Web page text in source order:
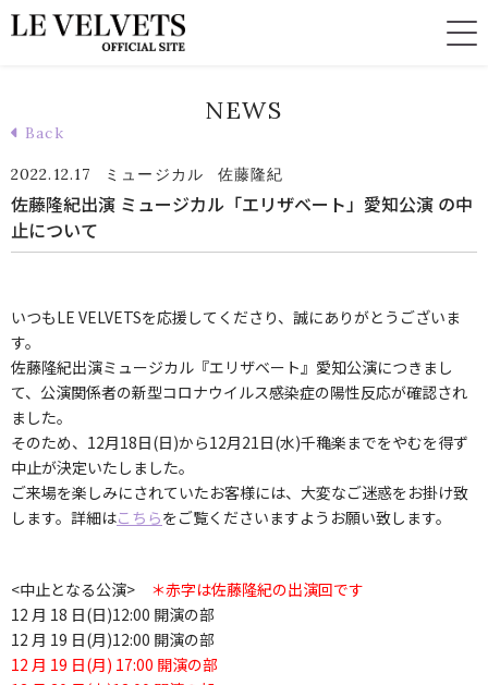
NEWS
Back
2022.12.17 ミュージカル 佐藤隆紀
佐藤隆紀出演 ミュージカル「エリザベート」愛知公演 の中
止について
いつもLE VELVETSを応援してくださり、誠にありがとうございま
す。
佐藤隆紀出演ミュージカル『エリザベート』愛知公演につきまし
て、公演関係者の新型コロナウイルス感染症の陽性反応が確認され
ました。
そのため、12月18日(日)から12月21日(水)千穐楽までをやむを得ず
中止が決定いたしました。
ご来場を楽しみにされていたお客様には、大変なご迷惑をお掛け致
します。詳細はこちらをご覧くださいますようお願い致します。
<中止となる公演> ＊赤字は佐藤隆紀の出演回です
12 月 18 日(日)12:00 開演の部
12 月 19 日(月)12:00 開演の部
12 月 19 日(月) 17:00 開演の部